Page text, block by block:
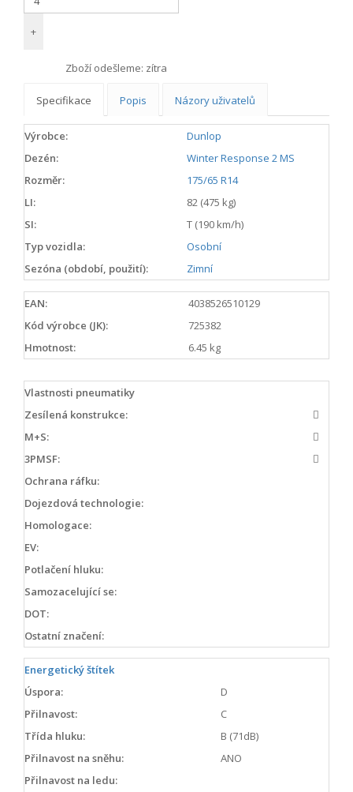
+
Zboží odešleme: zítra
Specifikace Popis Názory uživatelů
Výrobce:
Dunlop
Dezén:
Winter Response 2 MS
Rozměr:
175/65 R14
LI:
82 (475 kg)
SI:
T (190 km/h)
Typ vozidla:
Osobní
Sezóna (období, použití):
Zimní
EAN:
4038526510129
Kód výrobce (JK):
725382
Hmotnost:
6.45 kg
Vlastnosti pneumatiky
Zesílená konstrukce:
M+S:
3PMSF:
Ochrana ráfku:
Dojezdová technologie:
Homologace:
EV:
Potlačení hluku:
Samozacelující se:
DOT:
Ostatní značení:
Energetický štítek
Úspora:
D
Přilnavost:
C
Třída hluku:
B (71dB)
Přilnavost na sněhu:
ANO
Přilnavost na ledu: